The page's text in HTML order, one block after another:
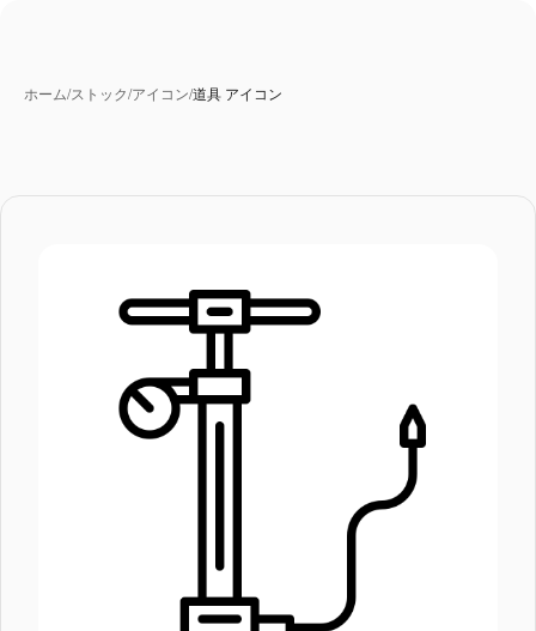
ホーム/ストック/アイコン/道具 アイコン